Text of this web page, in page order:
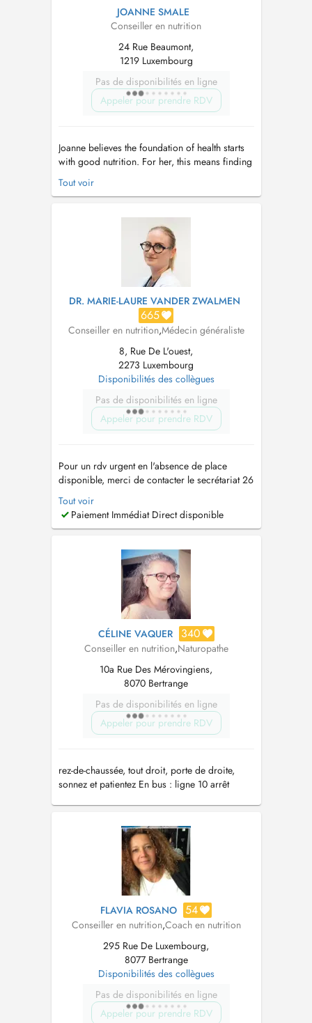
JOANNE SMALE
Conseiller en nutrition
24 Rue Beaumont,
1219 Luxembourg
Pas de disponibilités en ligne
Appeler pour prendre RDV
Joanne believes the foundation of health starts
with good nutrition. For her, this means finding
a sustainable balance between enjoying life
and giving your body what it genuinely needs
Practitioner using a functional medicine
approach, her goal is t...
Tout voir
DR. MARIE-LAURE VANDER ZWALMEN
665
Conseiller en nutrition,Médecin généraliste
8, Rue De L'ouest,
2273 Luxembourg
Disponibilités des collègues
Pas de disponibilités en ligne
Appeler pour prendre RDV
Pour un rdv urgent en l'absence de place
disponible, merci de contacter le secrétariat 26
31 60 ou
décommandé 24h à l'avance sans raison
valable sera facturé au patient. Pour toute
d'honoraire convenance personnelle sera
Tout voir
Paiement Immédiat Direct disponible
CÉLINE VAQUER 340
Conseiller en nutrition,Naturopathe
10a Rue Des Mérovingiens,
8070 Bertrange
Pas de disponibilités en ligne
Appeler pour prendre RDV
rez-de-chaussée, tout droit, porte de droite,
sonnez et patientez En bus : ligne 10 arrêt
FLAVIA ROSANO 54
Conseiller en nutrition,Coach en nutrition
295 Rue De Luxembourg,
8077 Bertrange
Disponibilités des collègues
Pas de disponibilités en ligne
Appeler pour prendre RDV